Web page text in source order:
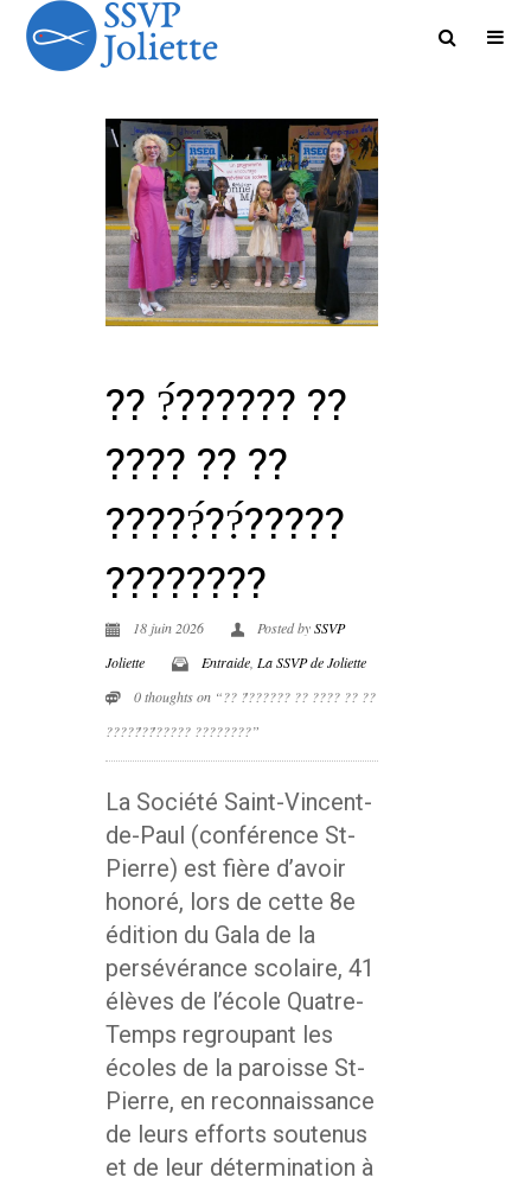
?? ?́?????? ??
???? ?? ??
?????́??́?????
????????
18 juin 2026 Posted bySSVP
Joliette
Entraide La SSVP de Joliette
0 thoughts on “?? ?́?????? ?? ???? ?? ??
?????́??́????? ????????”
La Société Saint-Vincent-
de-Paul (conférence St-
Pierre) est fière d’avoir
honoré, lors de cette 8e
édition du Gala de la
persévérance scolaire, 41
élèves de l’école Quatre-
Temps regroupant les
écoles de la paroisse St-
Pierre, en reconnaissance
de leurs efforts soutenus
et de leur détermination à